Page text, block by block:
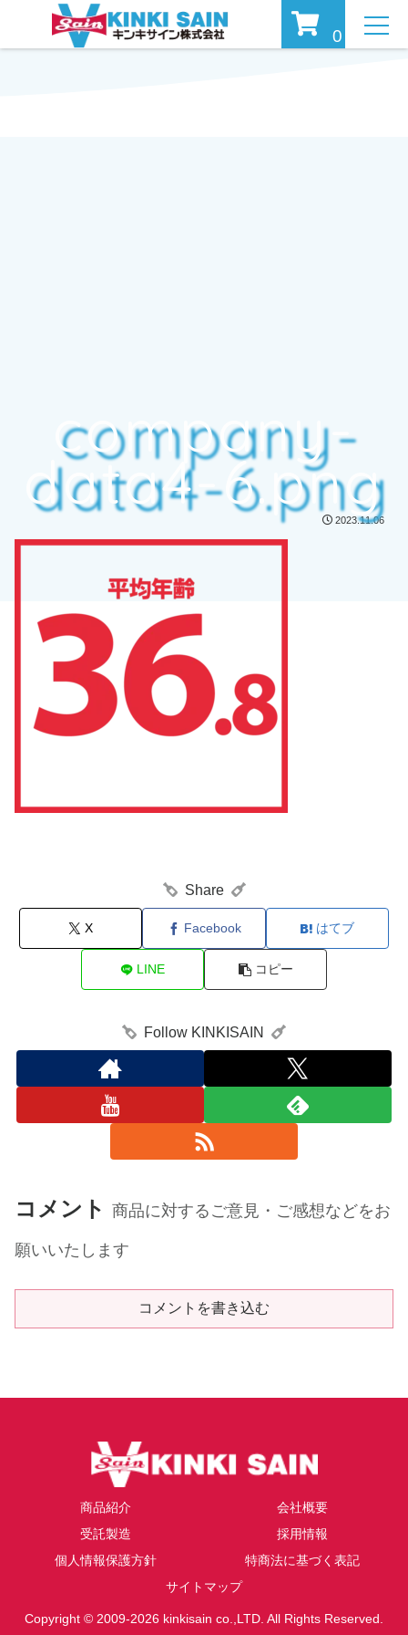
company-
data4-6.png
2023.11.06
Share
X Facebook はてブ
LINE コピー
Follow KINKISAIN
コメント 商品に対するご意見・ご感想などをお
願いいたします
コメントを書き込む
商品紹介
会社概要
受託製造
採用情報
個人情報保護方針
特商法に基づく表記
サイトマップ
Copyright © 2009-2026 kinkisain co.,LTD. All Rights Reserved.
0